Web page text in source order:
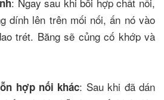
dính lên trên mối nối, ấn nó vào
trét. Băng sẽ củng cố khớp và
hợp nối khác: Sau khi đã dán